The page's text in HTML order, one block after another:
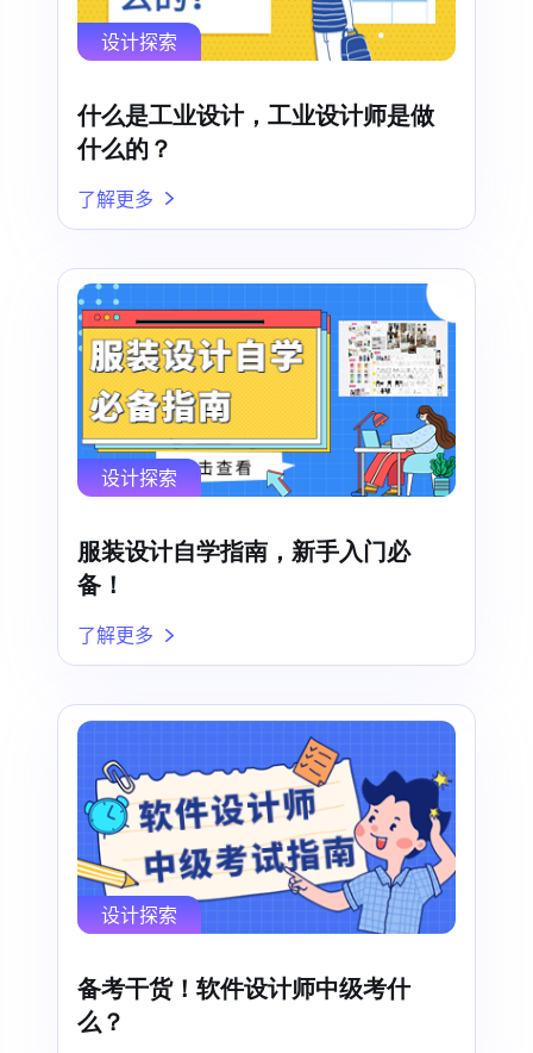
设计探索
什么是工业设计，工业设计师是做
什么的？
了解更多
设计探索
服装设计自学指南，新手入门必
备！
了解更多
设计探索
备考干货！软件设计师中级考什
么？